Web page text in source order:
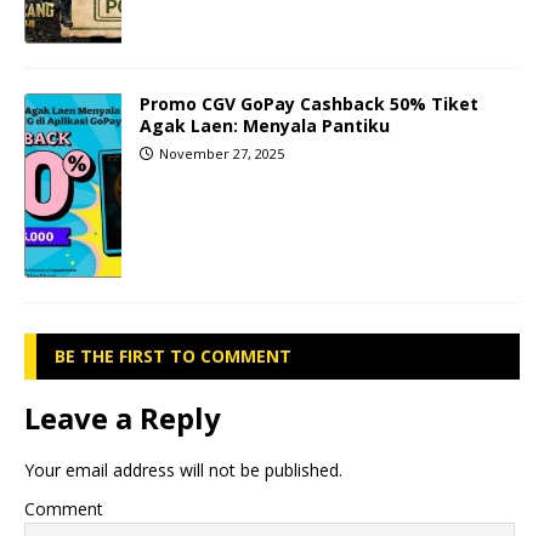
Promo CGV GoPay Cashback 50% Tiket
Agak Laen: Menyala Pantiku
November 27, 2025
BE THE FIRST TO COMMENT
Leave a Reply
Your email address will not be published.
Comment